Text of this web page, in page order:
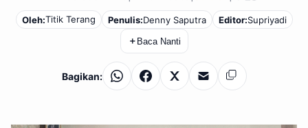
Oleh:Titik Terang Penulis:Denny Saputra Editor:Supriyadi
＋ Baca Nanti
Bagikan: WhatsAppFacebook
X EmailSalin